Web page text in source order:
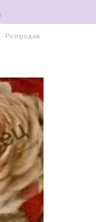
Розпродаж